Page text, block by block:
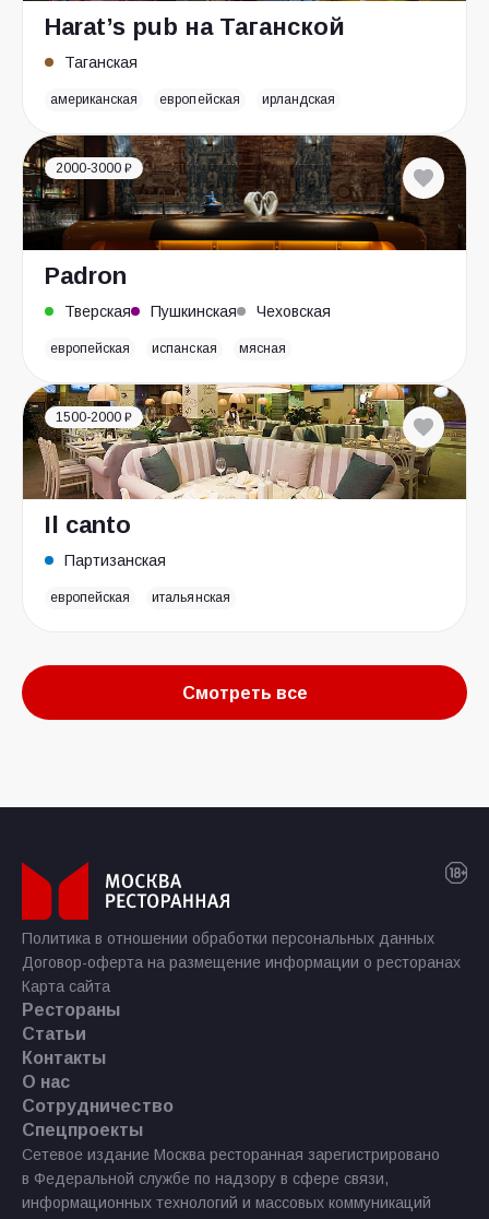
Harat’s pub на Таганской
Таганская
американская европейская ирландская
2000-3000 ₽
Padron
Тверская Пушкинская Чеховская
европейская испанская мясная
1500-2000 ₽
Il canto
Партизанская
европейская итальянская
Смотреть все
Политика в отношении обработки персональных данных
Договор-оферта на размещение информации о ресторанах
Карта сайта
Рестораны
Статьи
Контакты
О нас
Сотрудничество
Спецпроекты
Сетевое издание Москва ресторанная зарегистрировано
в Федеральной службе по надзору в сфере связи,
информационных технологий и массовых коммуникаций